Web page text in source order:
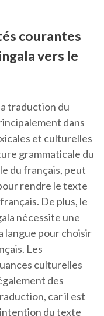
courantes
vers le
traduction du
dans
et culturelles
grammaticale du
du français, peut
rendre le texte
De plus, le
nécessite une
langue pour choisir
Les
culturelles
des
car il est
du texte